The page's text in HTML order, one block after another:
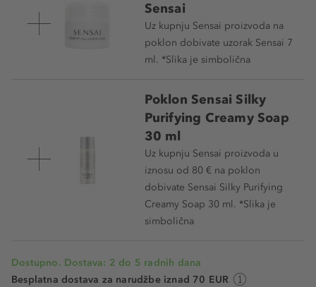
Sensai
Uz kupnju Sensai proizvoda na
poklon dobivate uzorak Sensai 7
ml. *Slika je simbolična
Poklon Sensai Silky
Purifying Creamy Soap
30 ml
Uz kupnju Sensai proizvoda u
iznosu od 80 € na poklon
dobivate Sensai Silky Purifying
Creamy Soap 30 ml. *Slika je
simbolična
Dostupno. Dostava: 2 do 5 radnih dana
Besplatna dostava za narudžbe iznad 70 EUR